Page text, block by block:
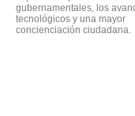
gubernamentales, los
tecnológicos y una mayor
concienciación ciudadana.